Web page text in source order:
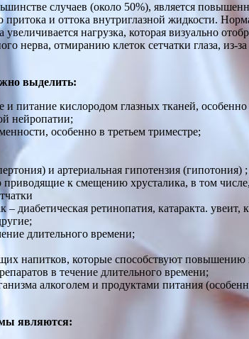
случаев (около 50%), является
и оттока внутриглазной жидкости.
увеличивается нагрузка, которая визуально
нерва, отмиранию клеток сетчатки глаза, из-
выделить:
питание кислородом глазных тканей, особенно
нейропатии;
особенно в третьем триместре;
и артериальная гипотензия (гипотония) ;
приводящие к смещению хрусталика, в том
– диабетическая ретинопатия, катаракта.
длительного времени;
напитков, которые способствуют повышению
в течение длительного времени;
алкоголем и продуктами питания
являются: